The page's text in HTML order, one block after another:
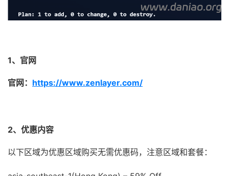
1、官网
官网： https://www.zenlayer.com/
2、优惠内容
以下区域为优惠区域购买无需优惠码，注意区域和套餐：